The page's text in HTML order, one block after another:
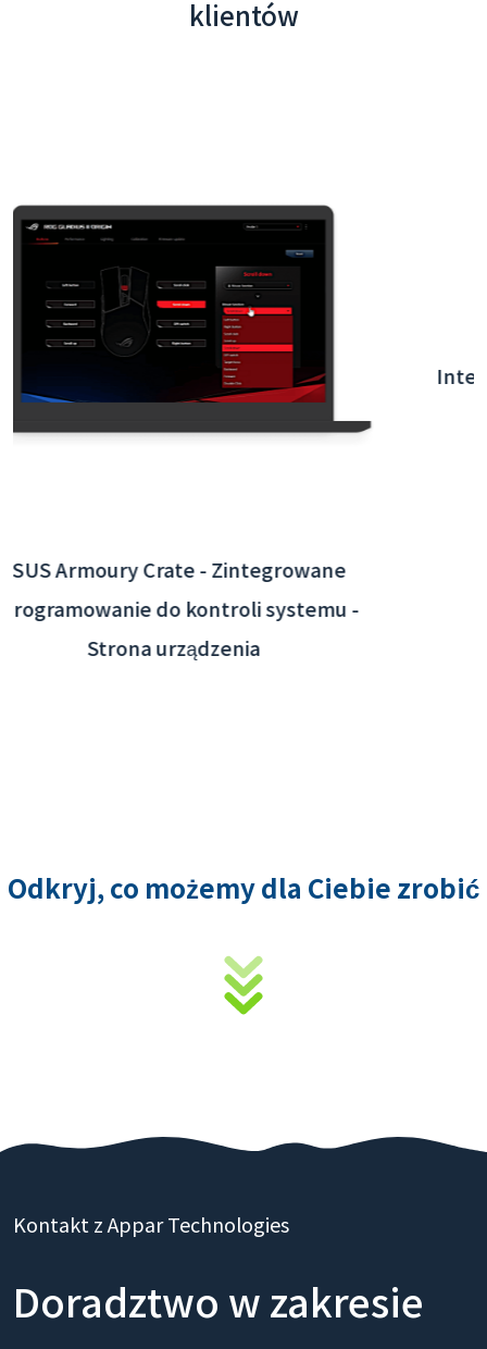
klientów
Interaktywna aplikacja lotniska Taoyuan -
integracja systemu zaplecza
Odkryj, co możemy dla Ciebie zrobić
Kontakt z Appar Technologies
Doradztwo w zakresie